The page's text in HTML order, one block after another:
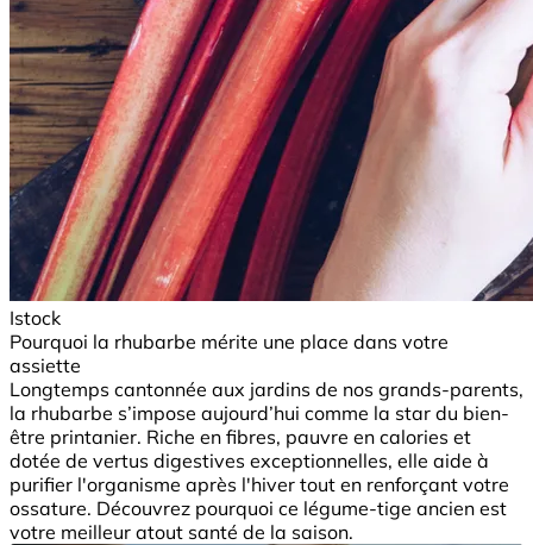
Istock
Pourquoi la rhubarbe mérite une place dans votre
assiette
Longtemps cantonnée aux jardins de nos grands-parents,
la rhubarbe s’impose aujourd’hui comme la star du bien-
être printanier. Riche en fibres, pauvre en calories et
dotée de vertus digestives exceptionnelles, elle aide à
purifier l'organisme après l'hiver tout en renforçant votre
ossature. Découvrez pourquoi ce légume-tige ancien est
votre meilleur atout santé de la saison.